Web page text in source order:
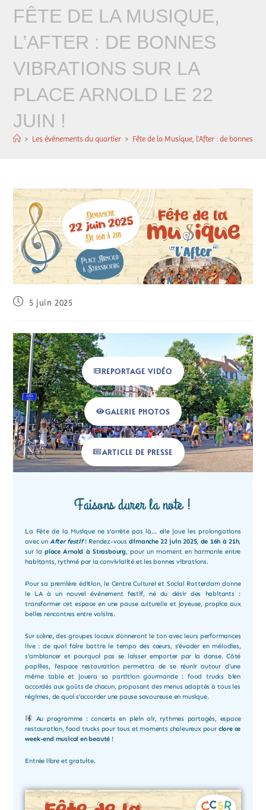
FÊTE DE LA MUSIQUE,
L’AFTER : DE BONNES
VIBRATIONS SUR LA
PLACE ARNOLD LE 22
JUIN !
> Les événements du quartier > Fête de la Musique, l’After : de bonnes
5 juin 2025
REPORTAGE VIDÉO
GALERIE PHOTOS
ARTICLE DE PRESSE
Faisons durer la note !
La Fête de la Musique ne s’arrête pas là… elle joue les prolongations
avec un After festif! Rendez-vousdimanche 22 juin 2025, de 16h à 21h,
sur la place Arnold à Strasbourg, pour un moment en harmonie entre
habitants, rythmé par la convivialité et les bonnes vibrations.
Pour sa première édition, le Centre Culturel et Social Rotterdam donne
le LA à un nouvel événement festif, né du désir des habitants :
transformer cet espace en une pause culturelle et joyeuse, propice aux
belles rencontres entre voisins.
Sur scène, des groupes locaux donneront le ton avec leurs performances
live : de quoi faire battre le tempo des cœurs, s’évader en mélodies,
s’ambiancer et pourquoi pas se laisser emporter par la danse. Côté
papilles, l’espace restauration permettra de se réunir autour d’une
même table et jouera sa partition gourmande : food trucks bien
accordés aux goûts de chacun, proposant des menus adaptés à tous les
régimes, de quoi s’accorder une pause savoureuse en musique.
Au programme : concerts en plein air, rythmes partagés, espace
restauration, food trucks pour tous et moments chaleureux pour clore ce
week-end musical en beauté !
Entrée libre et gratuite.